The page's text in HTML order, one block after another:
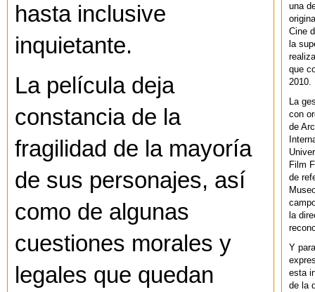
hasta inclusive
inquietante.
La película deja
constancia de la
fragilidad de la mayoría
de sus personajes, así
como de algunas
cuestiones morales y
legales que quedan
una
Cine
la
que
2010.
La
con
de
Film
de
la
Y
esta
de la